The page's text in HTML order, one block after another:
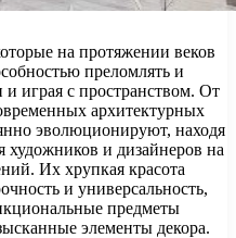
на протяжении веков
преломлять и
и играя с пространством. От
архитектурных
эволюционируют, находя
и дизайнеров на
Их хрупкая красота
и универсальность,
предметы
элементы декора.